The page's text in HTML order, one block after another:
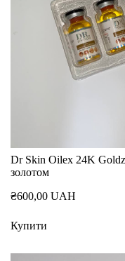
Dr Skin Oilex 24K
золотом
₴600,00 UAH
Купити